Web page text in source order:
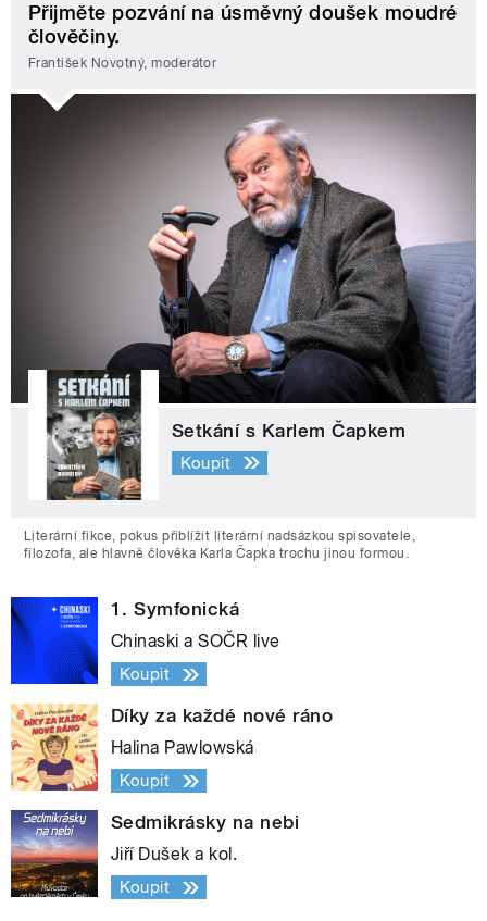
Přijměte pozvání na úsměvný doušek moudré
člověčiny.
František Novotný, moderátor
Setkání s Karlem Čapkem
Koupit
Literární fikce, pokus přiblížit literární nadsázkou spisovatele,
filozofa, ale hlavně člověka Karla Čapka trochu jinou formou.
1. Symfonická
Chinaski a SOČR live
Koupit
Díky za každé nové ráno
Halina Pawlowská
Koupit
Sedmikrásky na nebi
Jiří Dušek a kol.
Koupit